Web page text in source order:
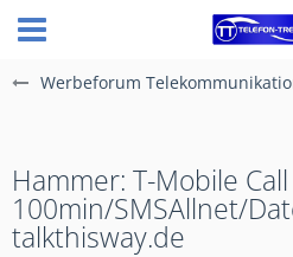
Werbeforum
Hammer: T-Mobile
100min/SMSAllnet/
talkthisway.de